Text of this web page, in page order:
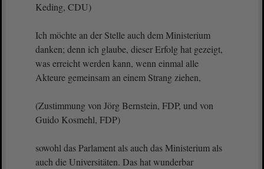
Keding, CDU)
Ich möchte an der Stelle auch dem Ministerium
danken; denn ich glaube, dieser Erfolg hat gezeigt,
was erreicht werden kann, wenn einmal alle
Akteure gemeinsam an einem Strang ziehen,
(Zustimmung von Jörg Bernstein, FDP, und von
Guido Kosmehl, FDP)
sowohl das Parlament als auch das Ministerium als
auch die Universitäten. Das hat wunderbar